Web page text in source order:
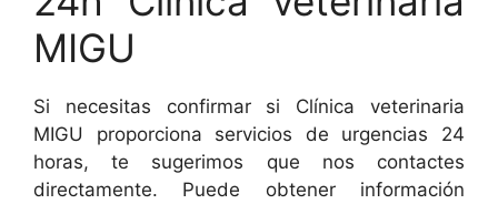
MIGU
Si necesitas confirmar si Clínica veterinaria
MIGU proporciona servicios de urgencias 24
horas, te sugerimos que nos contactes
directamente. Puede obtener información